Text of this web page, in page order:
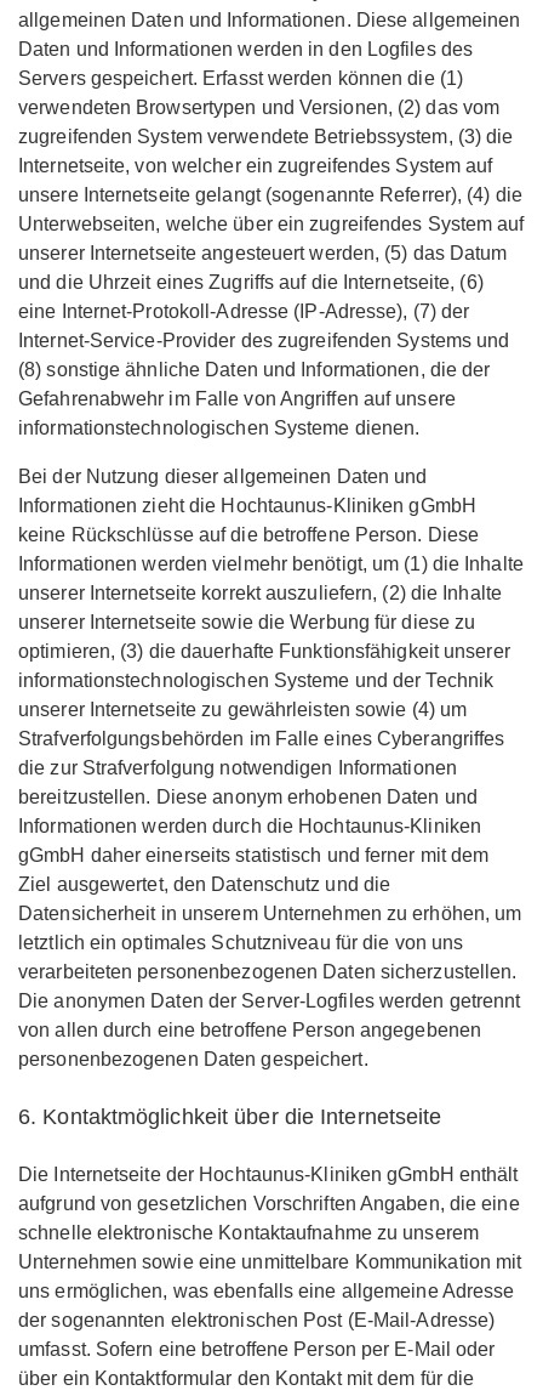
allgemeinen Daten und Informationen. Diese allgemeinen
Daten und Informationen werden in den Logfiles des
Servers gespeichert. Erfasst werden können die (1)
verwendeten Browsertypen und Versionen, (2) das vom
zugreifenden System verwendete Betriebssystem, (3) die
Internetseite, von welcher ein zugreifendes System auf
unsere Internetseite gelangt (sogenannte Referrer), (4) die
Unterwebseiten, welche über ein zugreifendes System auf
unserer Internetseite angesteuert werden, (5) das Datum
und die Uhrzeit eines Zugriffs auf die Internetseite, (6)
eine Internet-Protokoll-Adresse (IP-Adresse), (7) der
Internet-Service-Provider des zugreifenden Systems und
(8) sonstige ähnliche Daten und Informationen, die der
Gefahrenabwehr im Falle von Angriffen auf unsere
informationstechnologischen Systeme dienen.
Bei der Nutzung dieser allgemeinen Daten und
Informationen zieht die Hochtaunus-Kliniken gGmbH
keine Rückschlüsse auf die betroffene Person. Diese
Informationen werden vielmehr benötigt, um (1) die Inhalte
unserer Internetseite korrekt auszuliefern, (2) die Inhalte
unserer Internetseite sowie die Werbung für diese zu
optimieren, (3) die dauerhafte Funktionsfähigkeit unserer
informationstechnologischen Systeme und der Technik
unserer Internetseite zu gewährleisten sowie (4) um
Strafverfolgungsbehörden im Falle eines Cyberangriffes
die zur Strafverfolgung notwendigen Informationen
bereitzustellen. Diese anonym erhobenen Daten und
Informationen werden durch die Hochtaunus-Kliniken
gGmbH daher einerseits statistisch und ferner mit dem
Ziel ausgewertet, den Datenschutz und die
Datensicherheit in unserem Unternehmen zu erhöhen, um
letztlich ein optimales Schutzniveau für die von uns
verarbeiteten personenbezogenen Daten sicherzustellen.
Die anonymen Daten der Server-Logfiles werden getrennt
von allen durch eine betroffene Person angegebenen
personenbezogenen Daten gespeichert.
6. Kontaktmöglichkeit über die Internetseite
Die Internetseite der Hochtaunus-Kliniken gGmbH enthält
aufgrund von gesetzlichen Vorschriften Angaben, die eine
schnelle elektronische Kontaktaufnahme zu unserem
Unternehmen sowie eine unmittelbare Kommunikation mit
uns ermöglichen, was ebenfalls eine allgemeine Adresse
der sogenannten elektronischen Post (E-Mail-Adresse)
umfasst. Sofern eine betroffene Person per E-Mail oder
über ein Kontaktformular den Kontakt mit dem für die